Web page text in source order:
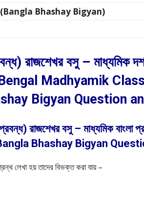
(Bangla Bhashay Bigyan)
রাজশেখর বসু – মাধ্যমিক
Madhyamik
Bigyan Question
রাজশেখর বসু – মাধ্যমিক
Bhashay Bigyan
লেখা হয় তাদের বিভক্ত করা যায় –